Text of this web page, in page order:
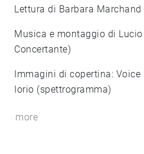
Lettura di Barbara Marchand
Musica e montaggio di
Concertante)
Immagini di copertina:
Iorio (spettrogramma)
more